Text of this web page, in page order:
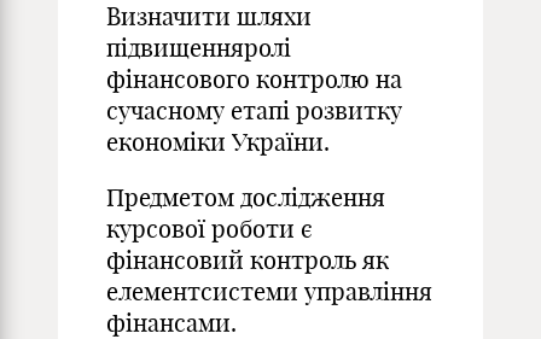
Визначити шляхи
підвищенняролі
фінансового контролю на
сучасному етапі розвитку
економіки України.
Предметом дослідження
курсової роботи є
фінансовий контроль як
елементсистеми управління
фінансами.